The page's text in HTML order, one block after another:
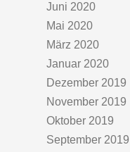
Juni 2020
Mai 2020
März 2020
Januar 2020
Dezember 2019
November 2019
Oktober 2019
September 2019